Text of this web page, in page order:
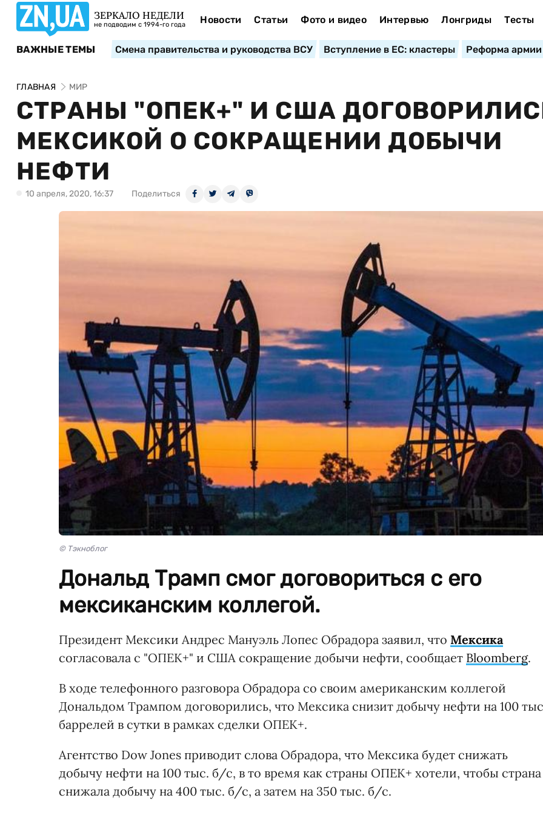
ЗЕРКАЛО НЕДЕЛИ
не подводим с 1994-го года Новости Статьи Фото и видео Интервью Лонгриды Тесты
ВАЖНЫЕ ТЕМЫ Смена правительства и руководства ВСУ Вступление в ЕС: кластеры Реформа армии
ГЛАВНАЯ МИР
СТРАНЫ "ОПЕК+" И США
МЕКСИКОЙ О СОКРАЩЕНИИ ДОБЫЧИ
НЕФТИ
10 апреля, 2020, 16:37 Поделиться
© Тэкноблог
Дональд Трамп смог договориться с его
мексиканским коллегой.
Президент Мексики Андрес Мануэль Лопес Обрадора заявил, что Мексика
согласовала с "ОПЕК+" и США сокращение добычи нефти, сообщает Bloomberg.
В ходе телефонного разговора Обрадора со своим американским коллегой
Дональдом Трампом договорились, что Мексика снизит добычу нефти на 100
баррелей в сутки в рамках сделки ОПЕК+.
Агентство Dow Jones приводит слова Обрадора, что Мексика будет снижать
добычу нефти на 100 тыс. б/с, в то время как страны ОПЕК+ хотели, чтобы страна
снижала добычу на 400 тыс. б/с, а затем на 350 тыс. б/с.